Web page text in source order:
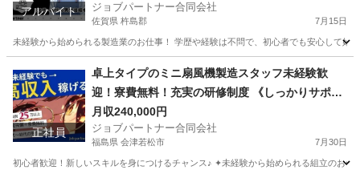
アルバイト ジョブパートナー合同会社
佐賀県 杵島郡 7月15日
未経験から始められる製造業のお仕事！ 学歴や経験は不問で、初心者でも安心して
工場 スタッフ
正社員
卓上タイプのミニ扇風機製造スタッフ未経験歓
迎！寮費無料！充実の研修制度 《しっかりサポー
トで安心スタート！》
月収240,000円
ジョブパートナー合同会社
福島県 会津若松市 7月30日
初心者歓迎！新しいスキルを身につけるチャンス♪ ✦未経験から始められる組立のお